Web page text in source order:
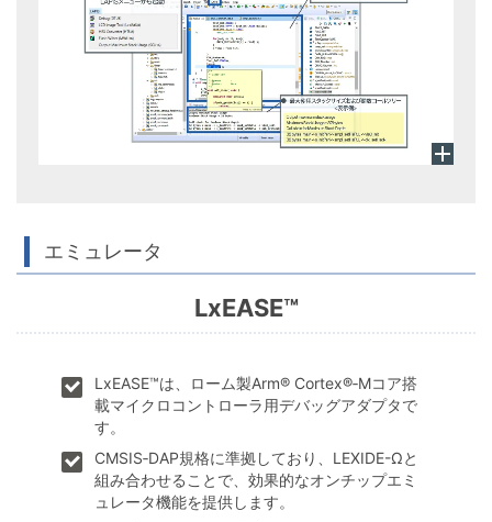
エミュレータ
LxEASE™
LxEASE™は、ローム製Arm® Cortex®‑Mコア搭
載マイクロコントローラ用デバッグアダプタで
す。
CMSIS‑DAP規格に準拠しており、LEXIDE-Ωと
組み合わせることで、効果的なオンチップエミ
ュレータ機能を提供します。